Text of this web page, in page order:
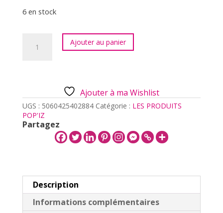
6 en stock
COGNEUR
Ajouter au panier
Ajouter à ma Wishlist
UGS : 5060425402884 Catégorie : LES PRODUITS
POP'IZ
Partagez
Description
Informations complémentaires